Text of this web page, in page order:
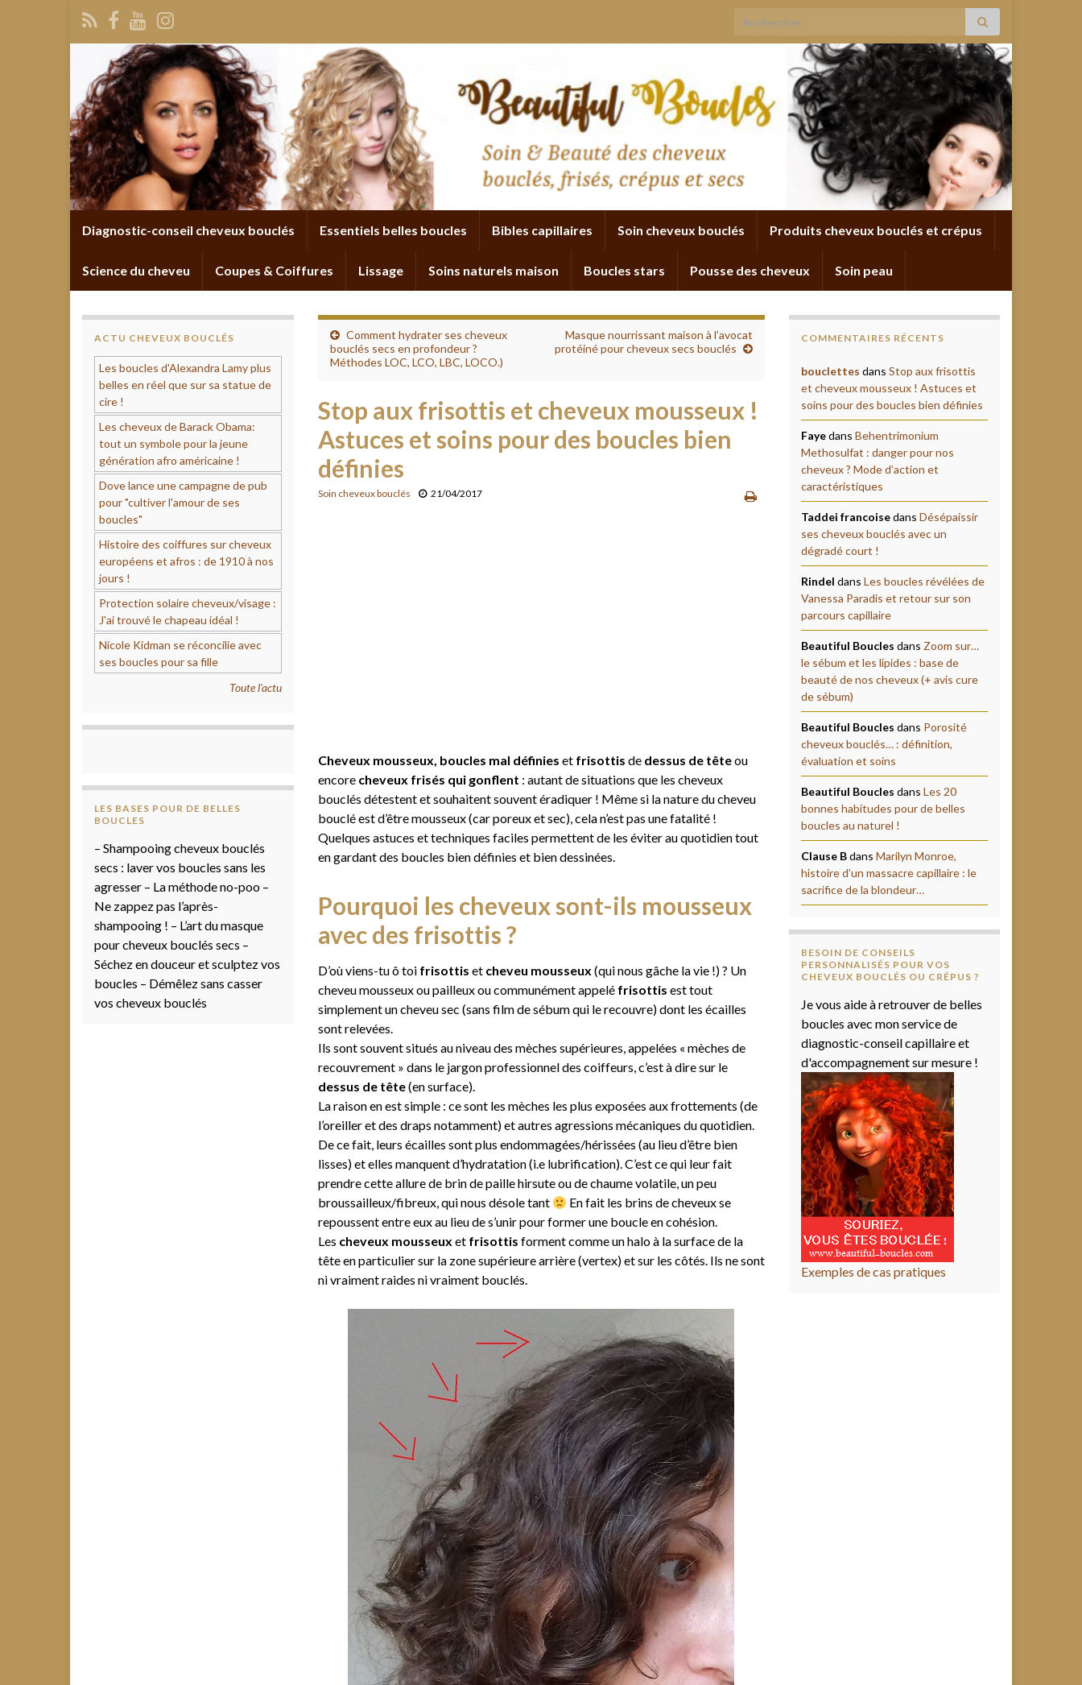
Search for:
Diagnostic-conseil cheveux bouclés Essentiels belles boucles Bibles capillaires Soin cheveux bouclés Produits cheveux bouclés et crépus
Science du cheveu Coupes & Coiffures Lissage Soins naturels maison Boucles stars Pousse des cheveux Soin peau
Comment hydrater ses cheveux
bouclés secs en profondeur ?
Méthodes LOC, LCO, LBC, LOCO.)
Masque nourrissant maison à l’avocat
protéiné pour cheveux secs bouclés
Stop aux frisottis et cheveux mousseux !
Astuces et soins pour des boucles bien
définies
Soin cheveux bouclés 21/04/2017
Cheveux mousseux, boucles mal définies et frisottis de dessus de têteou
encore cheveux frisés qui gonflent : autant de situations que les cheveux
bouclés détestent et souhaitent souvent éradiquer ! Même si la nature du cheveu
bouclé est d’être mousseux (car poreux et sec), cela n’est pas une fatalité !
Quelques astuces et techniques faciles permettent de les éviter au quotidien tout
en gardant des boucles bien définies et bien dessinées.
Pourquoi les cheveux sont-ils mousseux
avec des frisottis ?
D’où viens-tu ô toi frisottis et cheveu mousseux (qui nous gâche la vie !) ? Un
cheveu mousseux ou pailleux ou communément appelé frisottis est tout
simplement un cheveu sec (sans film de sébum qui le recouvre) dont les écailles
sont relevées.
Ils sont souvent situés au niveau des mèches supérieures, appelées « mèches de
recouvrement » dans le jargon professionnel des coiffeurs, c’est à dire sur le
dessus de tête(en surface).
La raison en est simple : ce sont les mèches les plus exposées aux frottements (de
l’oreiller et des draps notamment) et autres agressions mécaniques du quotidien.
De ce fait, leurs écailles sont plus endommagées/hérissées (au lieu d’être bien
lisses) et elles manquent d’hydratation (i.e lubrification). C’est ce qui leur fait
prendre cette allure de brin de paille hirsute ou de chaume volatile, un peu
broussailleux/fibreux, qui nous désole tant
En fait les brins de cheveux se
repoussent entre eux au lieu de s’unir pour former une boucle en cohésion.
Les cheveux mousseux et frisottis forment comme un halo à la surface de la
tête en particulier sur la zone supérieure arrière (vertex) et sur les côtés. Ils ne sont
ni vraiment raides ni vraiment bouclés.
ACTU CHEVEUX BOUCLÉS
Les boucles d'Alexandra Lamy plus
belles en réel que sur sa statue de
cire !
Les cheveux de Barack Obama:
tout un symbole pour la jeune
génération afro américaine !
Dove lance une campagne de pub
pour "cultiver l'amour de ses
boucles"
Histoire des coiffures sur cheveux
européens et afros : de 1910 à nos
jours !
Protection solaire cheveux/visage :
J'ai trouvé le chapeau idéal !
Nicole Kidman se réconcilie avec
ses boucles pour sa fille
Toute l'actu
LES BASES POUR DE BELLES
BOUCLES
– Shampooing cheveux bouclés
secs : laver vos boucles sans les
agresser – La méthode no-poo –
Ne zappez pas l’après-
shampooing ! – L’art du masque
pour cheveux bouclés secs –
Séchez en douceur et sculptez vos
boucles – Démêlez sans casser
vos cheveux bouclés
COMMENTAIRES RÉCENTS
bouclettes dans Stop aux frisottis
et cheveux mousseux ! Astuces et
soins pour des boucles bien définies
Fayedans Behentrimonium
Methosulfat : danger pour nos
cheveux ? Mode d’action et
caractéristiques
Taddei francoisedans Désépaissir
ses cheveux bouclés avec un
dégradé court !
Rindel dans Les boucles révélées de
Vanessa Paradis et retour sur son
parcours capillaire
Beautiful Boucles dans Zoom sur…
le sébum et les lipides : base de
beauté de nos cheveux (+ avis cure
de sébum)
Beautiful Boucles dans Porosité
cheveux bouclés… : définition,
évaluation et soins
Beautiful Boucles dans Les 20
bonnes habitudes pour de belles
boucles au naturel !
Clause Bdans Marilyn Monroe,
histoire d’un massacre capillaire : le
sacrifice de la blondeur…
BESOIN DE CONSEILS
PERSONNALISÉS POUR VOS
CHEVEUX BOUCLÉS OU CRÉPUS ?
Je vous aide à retrouver de belles
boucles avec mon service de
diagnostic-conseil capillaire et
d'accompagnement sur mesure !
Exemples de cas pratiques